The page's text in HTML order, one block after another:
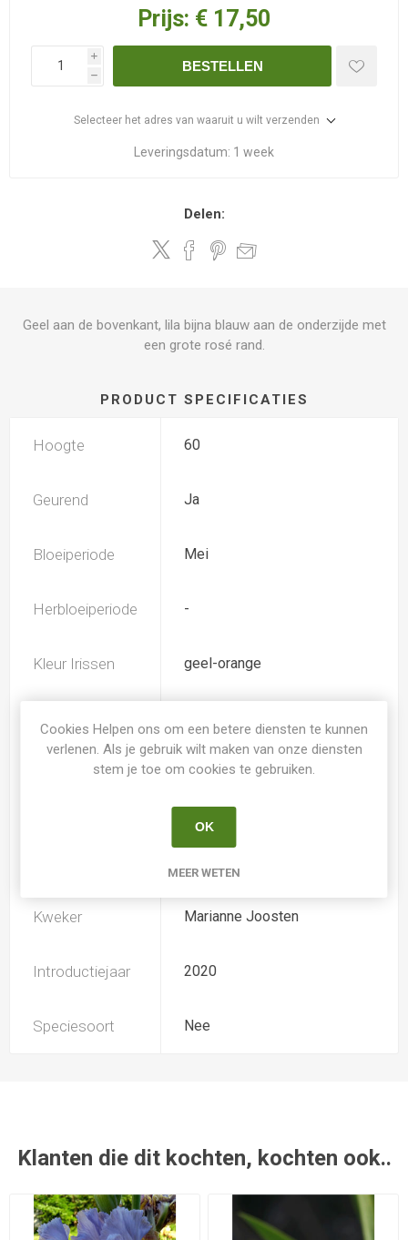
Prijs: € 17,50
i
h
BESTELLEN
Selecteer het adres van waaruit u wilt verzenden
Leveringsdatum: 1 week
Delen:
Geel aan de bovenkant, lila bijna blauw aan de onderzijde met
een grote rosé rand.
PRODUCT SPECIFICATIES
Hoogte 60
Geurend Ja
Bloeiperiode Mei
Herbloeiperiode -
Kleur Irissen geel-orange
Irissen
blauw-paars
baardiris
Kweker Marianne Joosten
Introductiejaar 2020
Speciesoort Nee
Klanten die dit kochten, kochten ook..
Cookies Helpen ons om een betere diensten te kunnen
verlenen. Als je gebruik wilt maken van onze diensten
stem je toe om cookies te gebruiken.
OK
MEER WETEN